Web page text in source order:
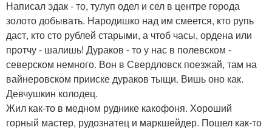
Написал эдак - то, тулуп одел и сел в центре города
золото добывать. Народишко над им смеется, кто рупь
даст, кто сто рублей старыми, а чтоб часы, ордена или
протчу - шалишь! Дураков - то у нас в полевском -
северском немного. Вон в Свердловск поезжай, там на
вайнеровском прииске дураков тыщи. Вишь оно как.
Девчушкин колодец.
Жил как-то в медном руднике какофоня. Хороший
горный мастер, рудознатец и маркшейдер. Пошел как-то